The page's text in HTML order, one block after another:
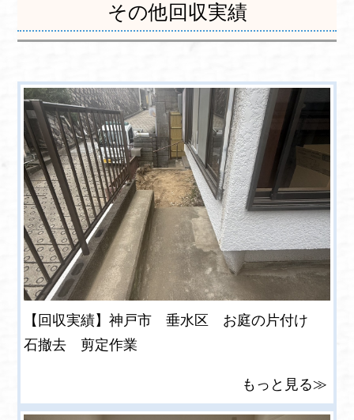
その他回収実績
【回収実績】神戸市 垂水区 お庭の片付け
石撤去 剪定作業
もっと見る≫